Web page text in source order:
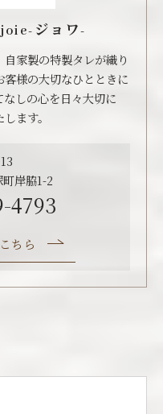
ジョワ-
家製の特製タレが織り
様の大切なひとときに
しの心を日々大切に
ます。
岸脇1-2
4793
ちら